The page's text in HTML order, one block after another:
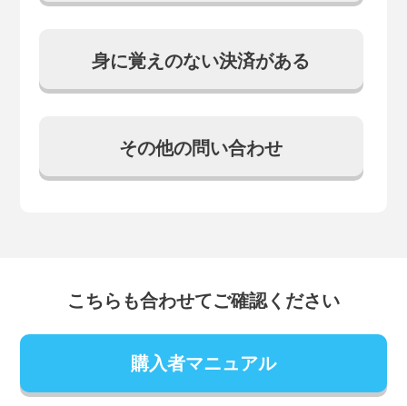
身に覚えのない決済がある
その他の問い合わせ
こちらも合わせてご確認ください
購入者マニュアル